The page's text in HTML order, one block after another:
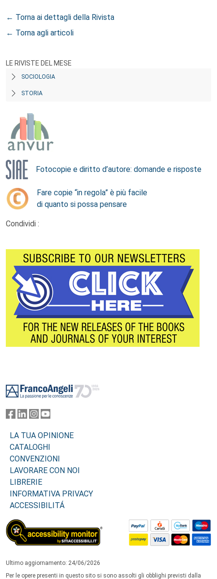
← Torna ai dettagli della Rivista
← Torna agli articoli
LE RIVISTE DEL MESE
SOCIOLOGIA
STORIA
Fotocopie e diritto d’autore: domande e risposte
Fare copie “in regola” è più facile
di quanto si possa pensare
Condividi :
LA TUA OPINIONE
CATALOGHI
CONVENZIONI
LAVORARE CON NOI
LIBRERIE
INFORMATIVA PRIVACY
ACCESSIBILITÁ
Ultimo aggiornamento: 24/06/2026
Per le opere presenti in questo sito si sono assolti gli obblighi previsti dalla